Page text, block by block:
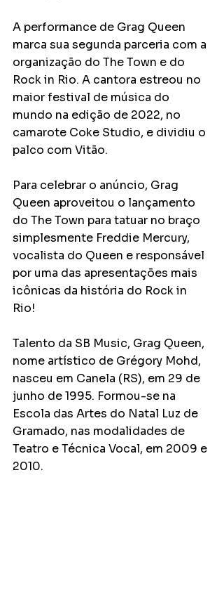
A performance de Grag Queen
marca sua segunda parceria com a
organização do The Town e do
Rock in Rio. A cantora estreou no
maior festival de música do
mundo na edição de 2022, no
camarote Coke Studio, e dividiu o
palco com Vitão.
Para celebrar o anúncio, Grag
Queen aproveitou o lançamento
do The Town para tatuar no braço
simplesmente Freddie Mercury,
vocalista do Queen e responsável
por uma das apresentações mais
icônicas da história do Rock in
Rio!
Talento da SB Music, Grag Queen,
nome artístico de Grégory Mohd,
nasceu em Canela (RS), em 29 de
junho de 1995. Formou-se na
Escola das Artes do Natal Luz de
Gramado, nas modalidades de
Teatro e Técnica Vocal, em 2009 e
2010.